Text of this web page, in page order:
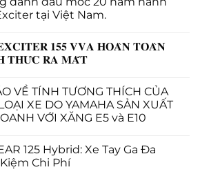
tại Việt Nam.
𝟏𝟓𝟓 𝐕𝐕𝐀 𝐇𝐎𝐀̀𝐍 𝐓𝐎𝐀̀𝐍
𝐓𝐇𝐔̛́𝐂 𝐑𝐀 𝐌𝐀̆́𝐓
VỀ TÍNH TƯƠNG THÍCH CỦA
XE DO YAMAHA SẢN XUẤT
VỚI XĂNG E5 và E10
125 Hybrid: Xe Tay Ga Đa
Chi Phí